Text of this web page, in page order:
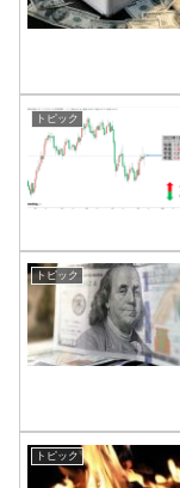
トピック
トピック
トピック